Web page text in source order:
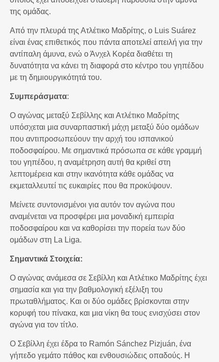
της ομάδας.
Από την πλευρά της Ατλέτικο Μαδρίτης, ο Luis Suárez
είναι ένας επιθετικός που πάντα αποτελεί απειλή για την
αντίπαλη άμυνα, ενώ ο Άνχελ Κορέα διαθέτει τη
δυνατότητα να κάνει τη διαφορά στο κέντρο του γηπέδου
με τη δημιουργικότητά του.
Συμπεράσματα:
Ο αγώνας μεταξύ Σεβίλλης και Ατλέτικο Μαδρίτης
υπόσχεται μια συναρπαστική μάχη μεταξύ δύο ομάδων
που αντιπροσωπεύουν την αρχή του ισπανικού
ποδοσφαίρου. Με σημαντικά πρόσωπα σε κάθε γραμμή
του γηπέδου, η αναμέτρηση αυτή θα κριθεί στη
λεπτομέρεια και στην ικανότητα κάθε ομάδας να
εκμεταλλευτεί τις ευκαιρίες που θα προκύψουν.
Μείνετε συντονισμένοι για αυτόν τον αγώνα που
αναμένεται να προσφέρει μια μοναδική εμπειρία
ποδοσφαίρου και να καθορίσει την πορεία των δύο
ομάδων στη La Liga.
Σημαντικά Στοιχεία:
Ο αγώνας ανάμεσα σε Σεβίλλη και Ατλέτικο Μαδρίτης έχει
σημασία και για την βαθμολογική εξέλιξη του
πρωταθλήματος. Και οι δύο ομάδες βρίσκονται στην
κορυφή του πίνακα, και μια νίκη θα τους ενισχύσει στον
αγώνα για τον τίτλο.
Ο Σεβίλλη έχει έδρα το Ramón Sánchez Pizjuán, ένα
γήπεδο γεμάτο πάθος και ενθουσιώδεις οπαδούς. Η